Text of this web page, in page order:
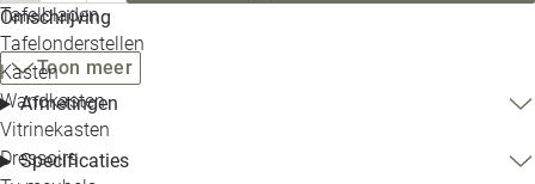
Tafelbladen
Tafelonderstellen
Kasten
Wandkasten
Vitrinekasten
Dressoirs
Omschrijving
Toon meer
Afmetingen
Specificaties